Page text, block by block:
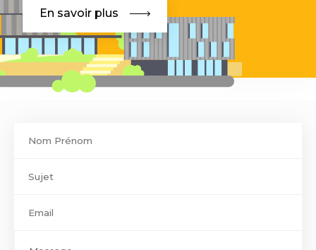
En savoir plus
footer